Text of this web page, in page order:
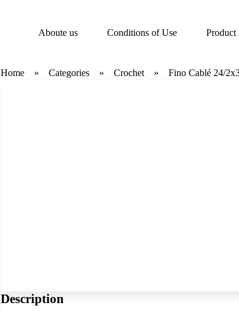
Aboute us Conditions of Use Product
Home Categories Crochet Fino Cablé 24/
Description